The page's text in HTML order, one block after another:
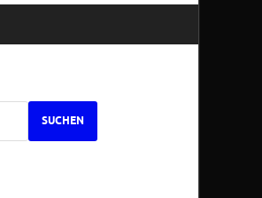
SUCHEN